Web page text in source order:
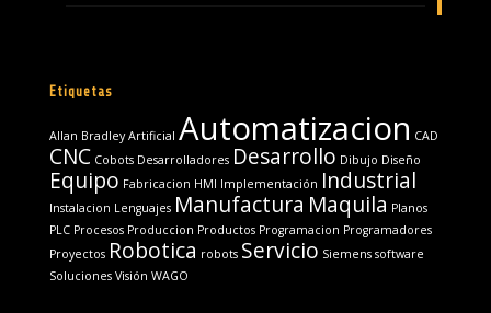
Etiquetas
Allan Bradley Artificial Automatizacion CAD
CNC Cobots Desarrolladores Desarrollo Dibujo Diseño
Equipo Fabricacion HMI Implementación Industrial
Instalacion Lenguajes Manufactura Maquila Planos
PLC Procesos Produccion Productos Programacion Programadores
Proyectos Robotica robots Servicio Siemens software
Soluciones Visión WAGO